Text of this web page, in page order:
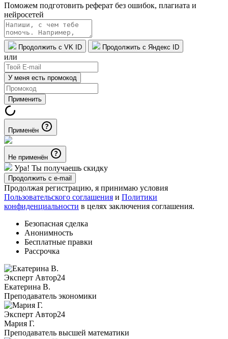
Поможем подготовить реферат без ошибок, плагиата и
нейросетей
Продолжить с VK ID Продолжить с Яндекс ID
или
У меня есть промокод
Применить
Применён
Не применён
Ура! Ты получаешь скидку
Продолжить с e-mail
Продолжая регистрацию, я принимаю условия
Пользовательского соглашения и Политики
конфиденциальности в целях заключения соглашения.
Безопасная сделка
Анонимность
Бесплатные правки
Рассрочка
Эксперт Автор24
Екатерина B.
Преподаватель экономики
Эксперт Автор24
Мария Г.
Преподаватель высшей математики